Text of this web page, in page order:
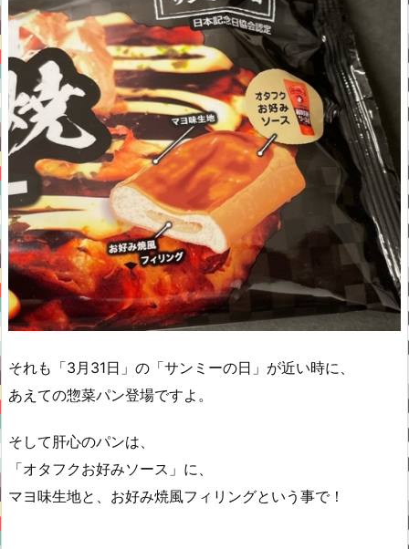
それも「3月31日」の「サンミーの日」が近い時に、
あえての惣菜パン登場ですよ。
そして肝心のパンは、
「オタフクお好みソース」に、
マヨ味生地と、お好み焼風フィリングという事で！